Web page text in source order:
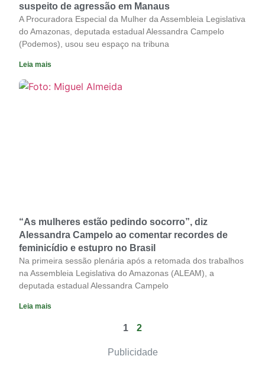
suspeito de agressão em Manaus
A Procuradora Especial da Mulher da Assembleia Legislativa
do Amazonas, deputada estadual Alessandra Campelo
(Podemos), usou seu espaço na tribuna
Leia mais
“As mulheres estão pedindo socorro”, diz
Alessandra Campelo ao comentar recordes de
feminicídio e estupro no Brasil
Na primeira sessão plenária após a retomada dos trabalhos
na Assembleia Legislativa do Amazonas (ALEAM), a
deputada estadual Alessandra Campelo
Leia mais
1 2
Publicidade